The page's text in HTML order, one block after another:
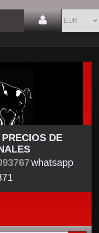
DE
whatsapp